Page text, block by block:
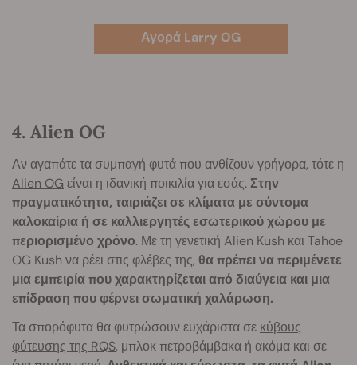
Αγορά Larry OG
4. Alien OG
Αν αγαπάτε τα συμπαγή φυτά που ανθίζουν γρήγορα, τότε η
Alien OG είναι η ιδανική ποικιλία για εσάς.Στην
πραγματικότητα, ταιριάζει σε κλίματα με σύντομα
καλοκαίρια ή σε καλλιεργητές εσωτερικού χώρου με
περιορισμένο χρόνο. Με τη γενετική Alien Kush και Tahoe
OG Kush να ρέει στις φλέβες της, θα πρέπει να περιμένετε
μια εμπειρία που χαρακτηρίζεται από διαύγεια και μια
επίδραση που φέρνει σωματική χαλάρωση.
Τα σπορόφυτα θα φυτρώσουν ευχάριστα σε κύβους
φύτευσης της RQS, μπλοκ πετροβάμβακα ή ακόμα και σε